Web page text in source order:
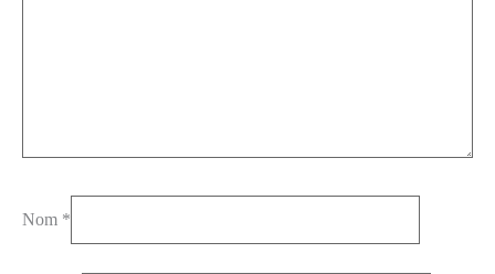
Nom *